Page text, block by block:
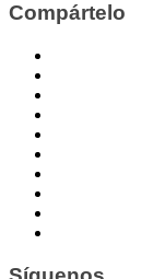
Compártelo